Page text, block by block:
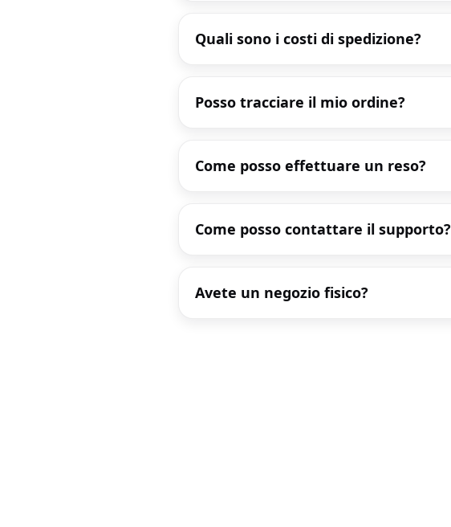
Quali sono i costi di spedizione?
Posso tracciare il mio ordine?
Come posso effettuare un reso?
Come posso contattare il supporto?
Avete un negozio fisico?